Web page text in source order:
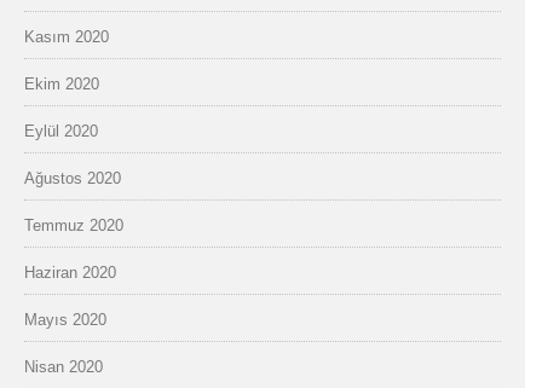
Kasım 2020
Ekim 2020
Eylül 2020
Ağustos 2020
Temmuz 2020
Haziran 2020
Mayıs 2020
Nisan 2020